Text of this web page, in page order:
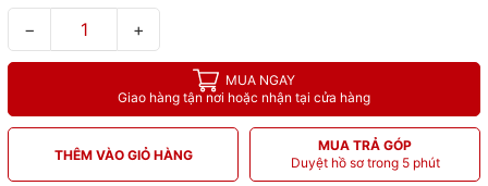
− +
MUA NGAY
Giao hàng tận nơi hoặc nhận tại cửa hàng
THÊM VÀO GIỎ HÀNG
MUA TRẢ GÓP
Duyệt hồ sơ trong 5 phút